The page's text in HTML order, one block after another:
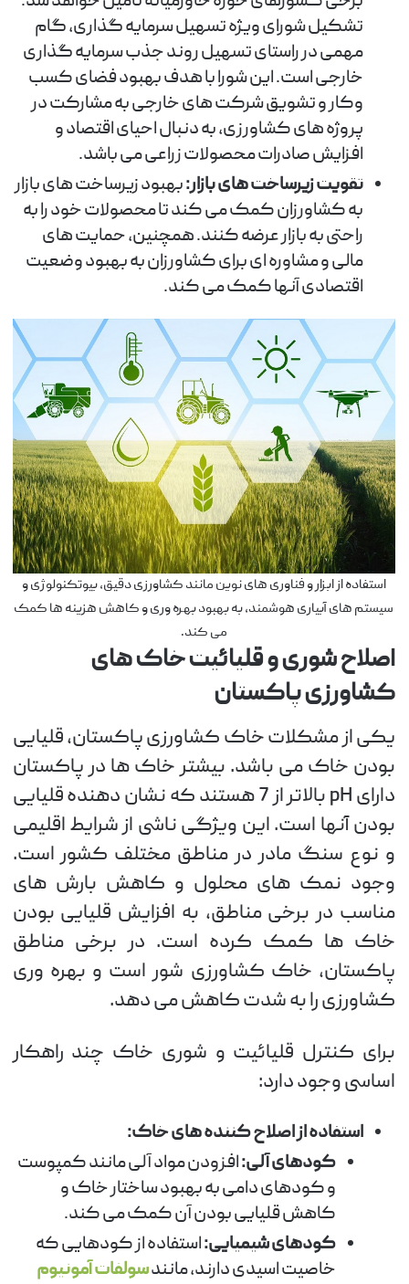
تشکیل شورای ویژه تسهیل سرمایه گذاری، گام
مهمی در راستای تسهیل روند جذب سرمایه گذاری
خارجی است. این شورا با هدف بهبود فضای کسب
وکار و تشویق شرکت های خارجی به مشارکت در
پروژه های کشاورزی، به دنبال احیای اقتصاد و
افزایش صادرات محصولات زراعی می باشد.
تقویت زیرساخت های بازار:بهبود زیرساخت های بازار
به کشاورزان کمک می کند تا محصولات خود را به
راحتی به بازار عرضه کنند. همچنین، حمایت های
مالی و مشاوره ای برای کشاورزان به بهبود وضعیت
اقتصادی آنها کمک می کند.
استفاده از ابزار و فناوری های نوین مانند کشاورزی دقیق، بیوتکنولوژی و
سیستم های آبیاری هوشمند، به بهبود بهره وری و کاهش هزینه ها کمک
می کند.
اصلاح شوری و قلیائیت خاک های
کشاورزی پاکستان
یکی از مشکلات خاک کشاورزی پاکستان، قلیایی
بودن خاک می باشد. بیشتر خاک ها در پاکستان
دارای pH بالاتر از 7 هستند که نشان دهنده قلیایی
بودن آنها است. این ویژگی ناشی از شرایط اقلیمی
و نوع سنگ مادر در مناطق مختلف کشور است.
وجود نمک های محلول و کاهش بارش های
مناسب در برخی مناطق، به افزایش قلیایی بودن
خاک ها کمک کرده است. در برخی مناطق
پاکستان، خاک کشاورزی شور است و بهره وری
کشاورزی را به شدت کاهش می دهد.
برای کنترل قلیائیت و شوری خاک چند راهکار
اساسی وجود دارد:
استفاده از اصلاح کننده های خاک:
کودهای آلی:افزودن مواد آلی مانند کمپوست
و کودهای دامی به بهبود ساختار خاک و
کاهش قلیایی بودن آن کمک می کند.
کودهای شیمیایی:استفاده از کودهایی که
خاصیت اسیدی دارند، مانندسولفات آمونیوم